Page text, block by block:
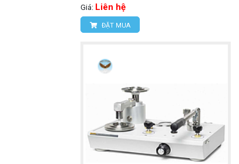
Giá: Liên hệ
ĐẶT MUA